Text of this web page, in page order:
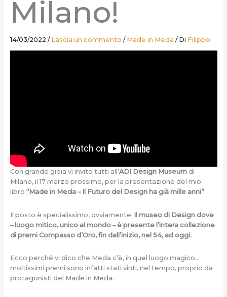
Milano!
14/03/2022 / Lascia un commento / Made in Meda / Di Filippo
Con grande gioia vi invito tutti all’ADI Design Museumdi
Milano, il 17 marzo prossimo, per la presentazione del mio
libro “Made in Meda – Il Futuro del Design ha già mille anni”.
Il posto è specialissimo, ovviamente: il museo di Design dove
– luogo mitico, unico al mondo – è presente l’intera collezione
di premi Compasso d’Oro, fin dall’inizio, nel 54, ad oggi.
Ecco perché vi dico che Meda c’è, in quel luogo magico…
moltissimi premi sono infatti stati vinti, nel tempo, proprio da
protagonisti del Made in Meda.